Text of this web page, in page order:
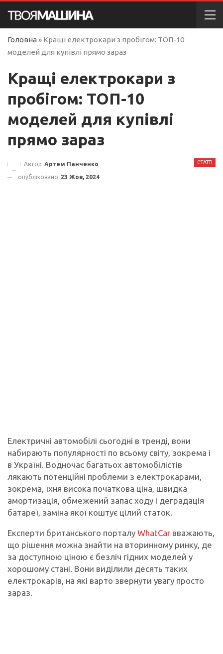
Головна » Кращі електрокари з пробігом: ТОП-10
моделей для купівлі прямо зараз
Кращі електрокари з
пробігом: ТОП-10
моделей для купівлі
прямо зараз
СТАТТІ
Автор Артем Панченко
опубліковано 23 Жов, 2024
Електричні автомобілі сьогодні в тренді, вони
набирають популярності по всьому світу, зокрема і
в Україні. Водночас багатьох автомобілістів
лякають потенційні проблеми з електрокарами,
зокрема, їхня висока початкова ціна, швидка
амортизація, обмежений запас ходу і деградація
батареї, заміна якої коштує цілий статок.
Експерти британського порталу WhatCar вважають,
що рішення можна знайти на вторинному ринку, де
за доступною ціною є безліч гідних моделей у
хорошому стані. Вони виділили десять таких
електрокарів, на які варто звернути увагу просто
зараз.